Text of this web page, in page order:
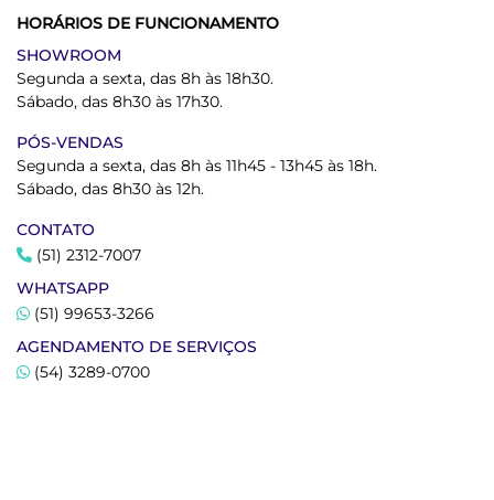
HORÁRIOS DE FUNCIONAMENTO
SHOWROOM
Segunda a sexta, das 8h às 18h30.
Sábado, das 8h30 às 17h30.
PÓS-VENDAS
Segunda a sexta, das 8h às 11h45 - 13h45 às 18h.
Sábado, das 8h30 às 12h.
CONTATO
(51) 2312-7007
WHATSAPP
(51) 99653-3266
AGENDAMENTO DE SERVIÇOS
(54) 3289-0700